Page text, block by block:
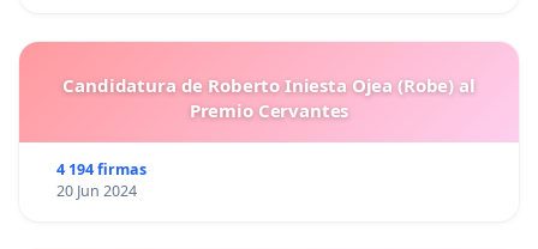
Candidatura de Roberto Iniesta Ojea (Robe) al
Premio Cervantes
4 194 firmas
20 Jun 2024